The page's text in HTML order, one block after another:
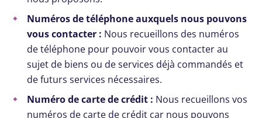
Numéros de téléphone auxquels nous pouvons
vous contacter : Nous recueillons des numéros
de téléphone pour pouvoir vous contacter au
sujet de biens ou de services déjà commandés et
de futurs services nécessaires.
Numéro de carte de crédit : Nous recueillons vos
numéros de carte de crédit car nous pouvons